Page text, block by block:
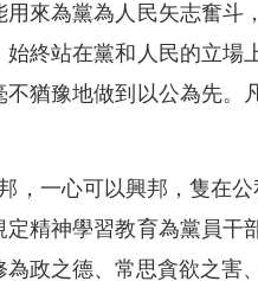
用來為黨為人民矢志奮斗
終站在黨和人民的立場
不猶豫地做到以公為先。
，一心可以興邦，隻在
定精神學習教育為黨員
政之德、常思貪欲之害